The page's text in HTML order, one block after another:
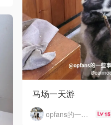
马场一天游
opfans的一些事一些情 15